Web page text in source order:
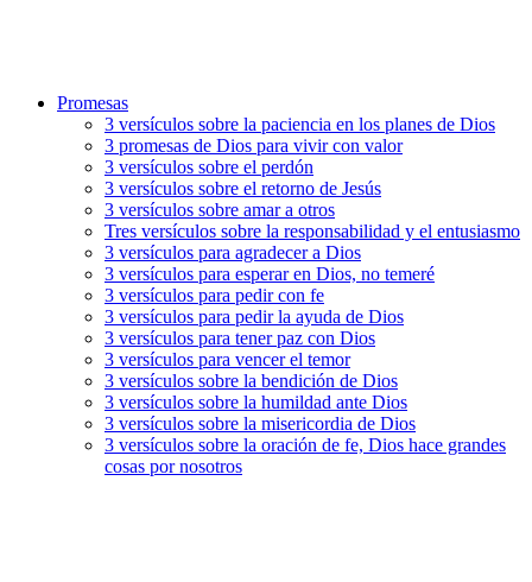
Promesas
3 versículos sobre la paciencia en los planes de Dios
3 promesas de Dios para vivir con valor
3 versículos sobre el perdón
3 versículos sobre el retorno de Jesús
3 versículos sobre amar a otros
Tres versículos sobre la responsabilidad y el entusiasmo
3 versículos para agradecer a Dios
3 versículos para esperar en Dios, no temeré
3 versículos para pedir con fe
3 versículos para pedir la ayuda de Dios
3 versículos para tener paz con Dios
3 versículos para vencer el temor
3 versículos sobre la bendición de Dios
3 versículos sobre la humildad ante Dios
3 versículos sobre la misericordia de Dios
3 versículos sobre la oración de fe, Dios hace grandes
cosas por nosotros